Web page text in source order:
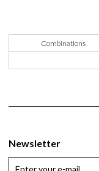
Combinations
Newsletter